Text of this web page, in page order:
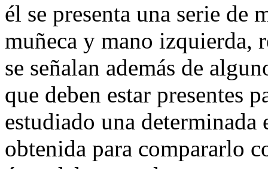
él se presenta una serie de
muñeca y mano izquierda,
se señalan además de
que deben estar presentes
estudiado una
obtenida para compararlo